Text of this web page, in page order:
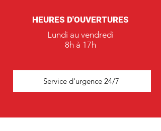
HEURES D'OUVERTURES
Lundi au vendredi
8h à 17h
Service d'urgence 24/7